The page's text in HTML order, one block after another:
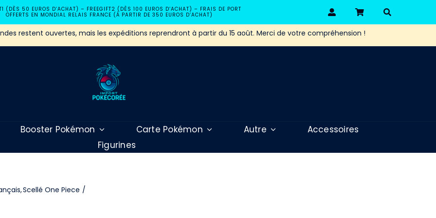
(DÈS 50 EUROS D’ACHAT) – FREEGIFT2 (DÈS 100 EUROS D’ACHAT) – FRAIS DE PORT
OFFERTS EN MONDIAL RELAIS FRANCE (À PARTIR DE 350 EUROS D’ACHAT)
restent ouvertes, mais les expéditions reprendront à partir du 15 août. Merci de votre compréhension !
Booster Pokémon Carte Pokémon Autre
Accessoires
Figurines
Scellé One Piece